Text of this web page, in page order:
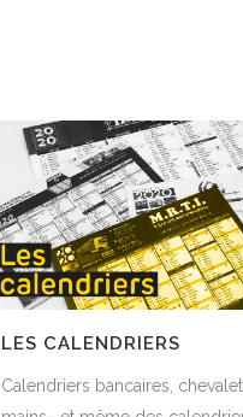
LES CALENDRIERS
Calendriers bancaires,